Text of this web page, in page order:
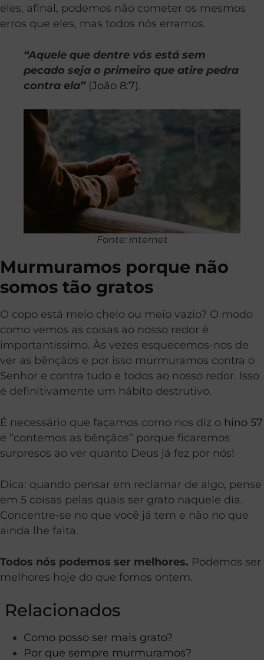
eles, afinal, podemos não cometer os mesmos
erros que eles, mas todos nós erramos.
“Aquele que dentre vós está sem
pecado seja o primeiro que atire pedra
contra ela” (João 8:7).
Fonte: internet
Murmuramos porque não
somos tão gratos
O copo está meio cheio ou meio vazio? O modo
como vemos as coisas ao nosso redor é
importantíssimo. Às vezes esquecemos-nos de
ver as bênçãos e por isso murmuramos contra o
Senhor e contra tudo e todos ao nosso redor. Isso
é definitivamente um hábito destrutivo.
É necessário que façamos como nos diz o hino 57
e “contemos as bênçãos” porque ficaremos
surpresos ao ver quanto Deus já fez por nós!
Dica: quando pensar em reclamar de algo, pense
em 5 coisas pelas quais ser grato naquele dia.
Concentre-se no que você já tem e não no que
ainda lhe falta.
Todos nós podemos ser melhores. Podemos ser
melhores hoje do que fomos ontem.
Relacionados
Como posso ser mais grato?
Por que sempre murmuramos?